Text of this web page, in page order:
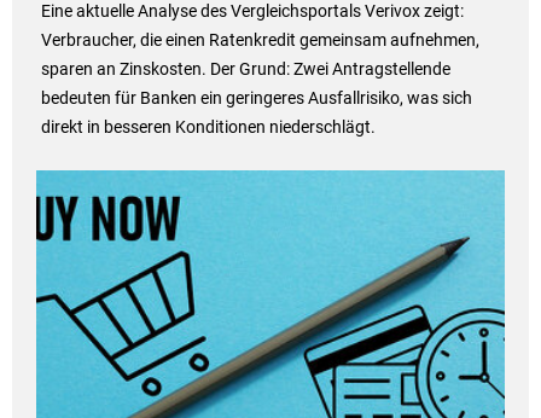
Eine aktuelle Analyse des Vergleichsportals Verivox zeigt:
Verbraucher, die einen Ratenkredit gemeinsam aufnehmen,
sparen an Zinskosten. Der Grund: Zwei Antragstellende
bedeuten für Banken ein geringeres Ausfallrisiko, was sich
direkt in besseren Konditionen niederschlägt.